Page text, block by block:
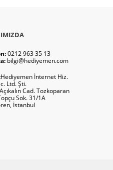
0212 963 35 13
bilgi@hediyemen.com
Hediyemen İnternet Hiz.
Ltd. Şti.
Cad. Tozkoparan
Sok. 31/1A
İstanbul